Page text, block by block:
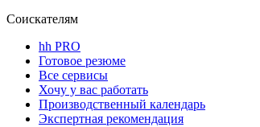
Соискателям
hh PRO
Готовое резюме
Все сервисы
Хочу у вас работать
Производственный календарь
Экспертная рекомендация